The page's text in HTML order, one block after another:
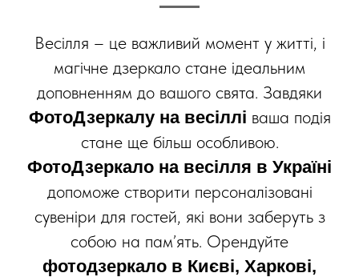
Весілля – це важливий момент у житті, і
магічне дзеркало стане ідеальним
доповненням до вашого свята. Завдяки
ФотоДзеркалу на весіллі ваша подія
стане ще більш особливою.
ФотоДзеркало на весілля в Україні
допоможе створити персоналізовані
сувеніри для гостей, які вони заберуть з
собою на пам’ять. Орендуйте
фотодзеркало в Києві, Харкові,